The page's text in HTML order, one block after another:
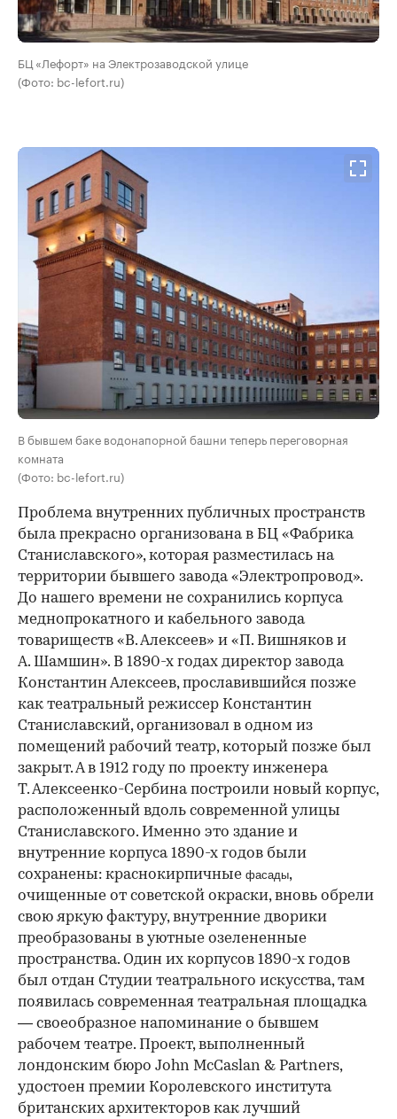
БЦ «Лефорт» на Электрозаводской улице
(Фото: bc-lefort.ru)
В бывшем баке водонапорной башни теперь переговорная
комната
(Фото: bc-lefort.ru)
Проблема внутренних публичных пространств
была прекрасно организована в БЦ «Фабрика
Станиславского», которая разместилась на
территории бывшего завода «Электропровод».
До нашего времени не сохранились корпуса
меднопрокатного и кабельного завода
товариществ «В. Алексеев» и «П. Вишняков и
А. Шамшин». В 1890-х годах директор завода
Константин Алексеев, прославившийся позже
как театральный режиссер Константин
Станиславский, организовал в одном из
помещений рабочий театр, который позже был
закрыт. А в 1912 году по проекту инженера
Т. Алексеенко-Сербина построили новый корпус,
расположенный вдоль современной улицы
Станиславского. Именно это здание и
внутренние корпуса 1890-х годов были
сохранены: краснокирпичные фасады,
очищенные от советской окраски, вновь обрели
свою яркую фактуру, внутренние дворики
преобразованы в уютные озелененные
пространства. Один их корпусов 1890-х годов
был отдан Студии театрального искусства, там
появилась современная театральная площадка
— своеобразное напоминание о бывшем
рабочем театре. Проект, выполненный
лондонским бюро John McCaslan & Partners,
удостоен премии Королевского института
британских архитекторов как лучший